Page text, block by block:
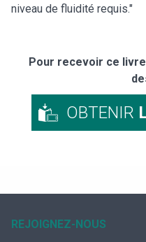
niveau de fluidité requis."
Pour recevoir ce
OBTENIR
REJOIGNEZ-NOUS